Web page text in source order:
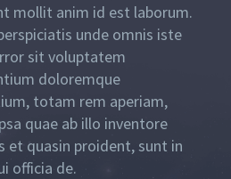
mollit anim id est laborum.
unde omnis iste
sit voluptatem
doloremque
totam rem aperiam,
quae ab illo inventore
et quasin proident, sunt in
officia de.